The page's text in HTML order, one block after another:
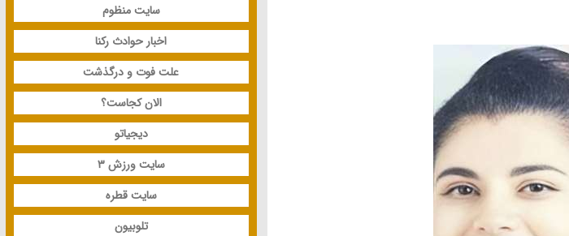
سایت منظوم
اخبار حوادث رکنا
علت فوت و درگذشت
الان کجاست؟
دیجیاتو
سایت ورزش 3
سایت قطره
تلوبیون